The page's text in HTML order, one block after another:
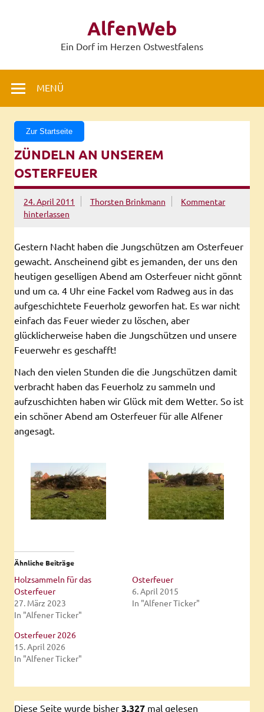
AlfenWeb
Ein Dorf im Herzen Ostwestfalens
MENÜ
Zur Startseite
ZÜNDELN AN UNSEREM
OSTERFEUER
24. April 2011 Thorsten Brinkmann
Kommentar
hinterlassen
Gestern Nacht haben die Jungschützen am Osterfeuer
gewacht. Anscheinend gibt es jemanden, der uns den
heutigen geselligen Abend am Osterfeuer nicht gönnt
und um ca. 4 Uhr eine Fackel vom Radweg aus in das
aufgeschichtete Feuerholz geworfen hat. Es war nicht
einfach das Feuer wieder zu löschen, aber
glücklicherweise haben die Jungschützen und unsere
Feuerwehr es geschafft!
Nach den vielen Stunden die die Jungschützen damit
verbracht haben das Feuerholz zu sammeln und
aufzuschichten haben wir Glück mit dem Wetter. So ist
ein schöner Abend am Osterfeuer für alle Alfener
angesagt.
Ähnliche Beiträge
Holzsammeln für das
Osterfeuer
27. März 2023
In "Alfener Ticker"
Osterfeuer
6. April 2015
In "Alfener Ticker"
Osterfeuer 2026
15. April 2026
In "Alfener Ticker"
Diese Seite wurde bisher 3.327 mal gelesen